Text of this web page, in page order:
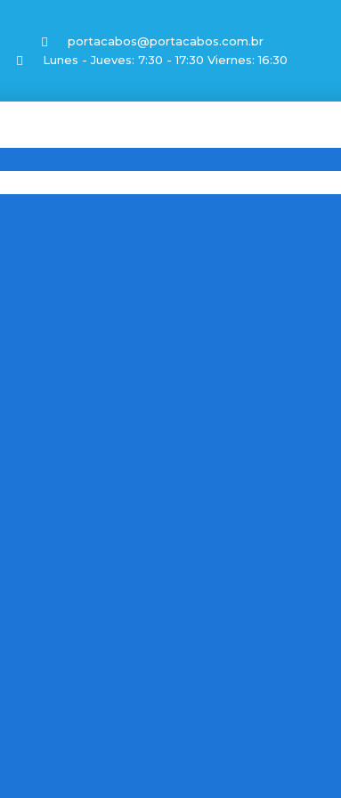
portacabos@portacabos.com.br
Lunes - Jueves: 7:30 - 17:30 Viernes: 16:30